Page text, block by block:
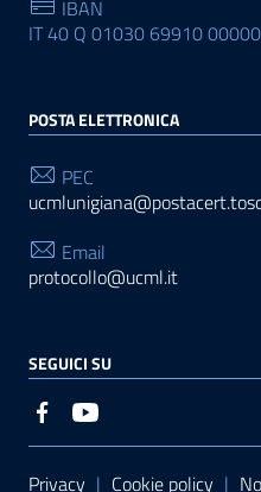
IBAN
IT 40 Q 01030 69910
POSTA ELETTRONICA
PEC
Email
protocollo@ucml.it
SEGUICI SU
Privacy | Cookie policy |